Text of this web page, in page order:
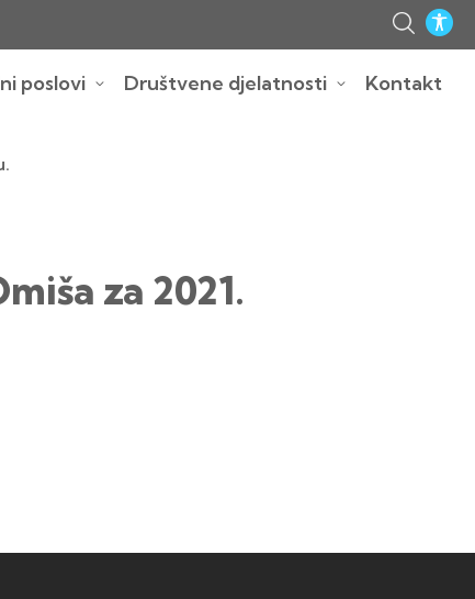
poslovi Društvene djelatnosti Kontakt
za 2021.